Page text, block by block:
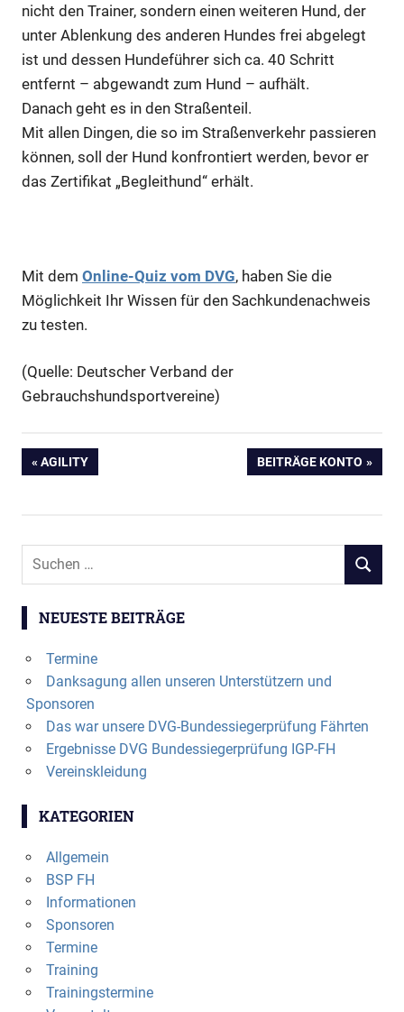
nicht den Trainer, sondern einen weiteren Hund, der
unter Ablenkung des anderen Hundes frei abgelegt
ist und dessen Hundeführer sich ca. 40 Schritt
entfernt – abgewandt zum Hund – aufhält.
Danach geht es in den Straßenteil.
Mit allen Dingen, die so im Straßenverkehr passieren
können, soll der Hund konfrontiert werden, bevor er
das Zertifikat „Begleithund“ erhält.
Mit dem Online-Quiz vom DVG, haben Sie die
Möglichkeit Ihr Wissen für den Sachkundenachweis
zu testen.
(Quelle: Deutscher Verband der
Gebrauchshundsportvereine)
Beitragsnavigation
VORHERIGER
AGILITY
NÄCHSTER
BEITRÄGE KONTO
Suchen
SUCHEN
NEUESTE BEITRÄGE
Termine
Danksagung allen unseren Unterstützern und
Sponsoren
Das war unsere DVG-Bundessiegerprüfung Fährten
Ergebnisse DVG Bundessiegerprüfung IGP-FH
Vereinskleidung
KATEGORIEN
Allgemein
BSP FH
Informationen
Sponsoren
Termine
Training
Trainingstermine